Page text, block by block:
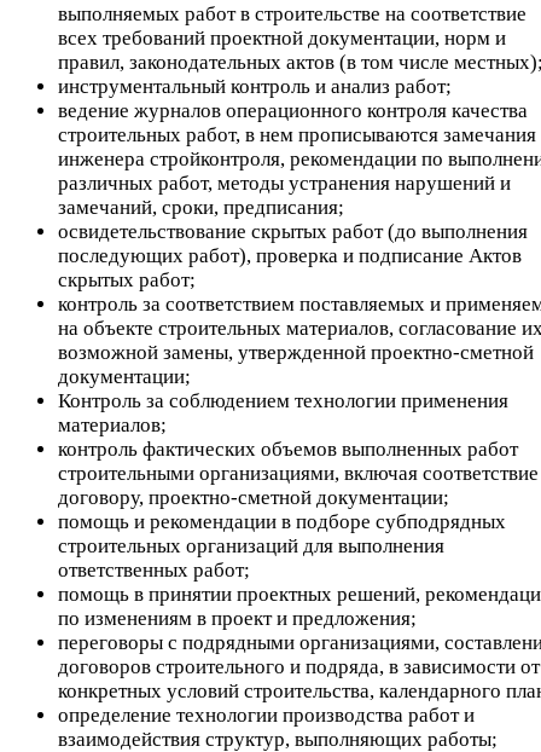
выполняемых работ в строительстве на соответствие
всех требований проектной документации, норм и
правил, законодательных актов (в том числе
инструментальный контроль и анализ работ;
ведение журналов операционного контроля качества
строительных работ, в нем прописываются замечания
инженера стройконтроля, рекомендации по
различных работ, методы устранения нарушений и
замечаний, сроки, предписания;
освидетельствование скрытых работ (до выполнения
последующих работ), проверка и подписание Актов
скрытых работ;
контроль за соответствием поставляемых и
на объекте строительных материалов, согласование
возможной замены, утвержденной проектно-сметной
документации;
Контроль за соблюдением технологии применения
материалов;
контроль фактических объемов выполненных работ
строительными организациями, включая соответствие
договору, проектно-сметной документации;
помощь и рекомендации в подборе субподрядных
строительных организаций для выполнения
ответственных работ;
помощь в принятии проектных решений,
по изменениям в проект и предложения;
переговоры с подрядными организациями,
договоров строительного и подряда, в зависимости от
конкретных условий строительства, календарного
определение технологии производства работ и
взаимодействия структур, выполняющих работы;